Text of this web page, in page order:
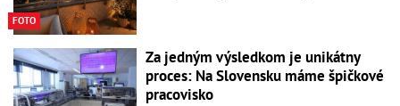
FOTO
Za jedným výsledkom je unikátny
proces: Na Slovensku máme špičkové
pracovisko